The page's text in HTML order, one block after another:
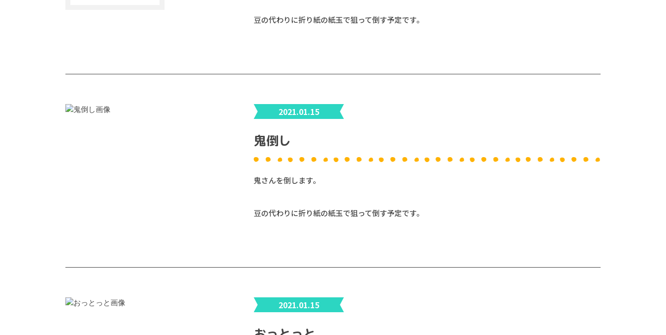
豆の代わりに折り紙の紙玉で狙って倒す予定です。
2021.01.15
鬼倒し
鬼さんを倒します。
豆の代わりに折り紙の紙玉で狙って倒す予定です。
2021.01.15